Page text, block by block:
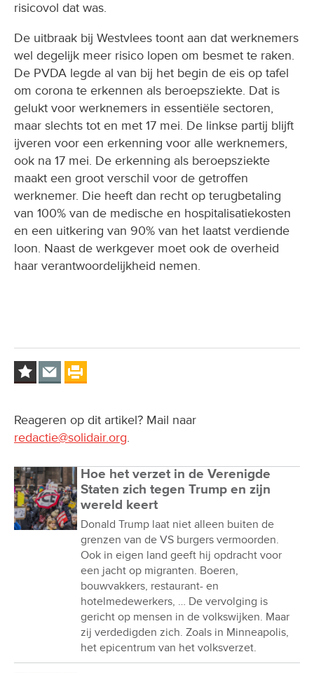
risicovol dat was.
De uitbraak bij Westvlees toont aan dat werknemers
wel degelijk meer risico lopen om besmet te raken.
De PVDA legde al van bij het begin de eis op tafel
om corona te erkennen als beroepsziekte. Dat is
gelukt voor werknemers in essentiële sectoren,
maar slechts tot en met 17 mei. De linkse partij blijft
ijveren voor een erkenning voor alle werknemers,
ook na 17 mei. De erkenning als beroepsziekte
maakt een groot verschil voor de getroffen
werknemer. Die heeft dan recht op terugbetaling
van 100% van de medische en hospitalisatiekosten
en een uitkering van 90% van het laatst verdiende
loon. Naast de werkgever moet ook de overheid
haar verantwoordelijkheid nemen.
Reageren op dit artikel? Mail naar
redactie@solidair.org.
Hoe het verzet in de Verenigde
Staten zich tegen Trump en zijn
wereld keert
Donald Trump laat niet alleen buiten de
grenzen van de VS burgers vermoorden.
Ook in eigen land geeft hij opdracht voor
een jacht op migranten. Boeren,
bouwvakkers, restaurant- en
hotelmedewerkers, … De vervolging is
gericht op mensen in de volkswijken. Maar
zij verdedigden zich. Zoals in Minneapolis,
het epicentrum van het volksverzet.